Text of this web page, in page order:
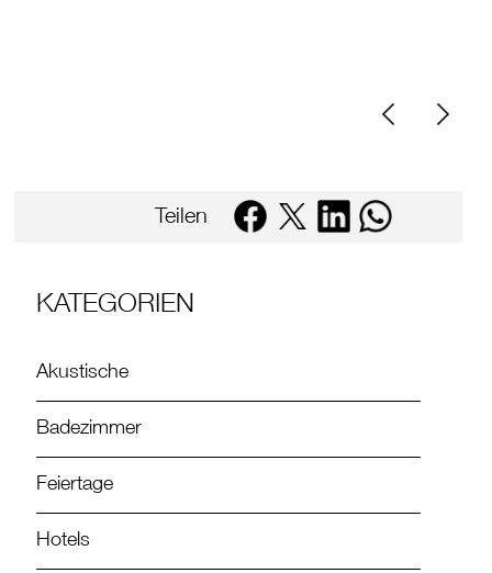
Teilen
KATEGORIEN
Akustische
Badezimmer
Feiertage
Hotels